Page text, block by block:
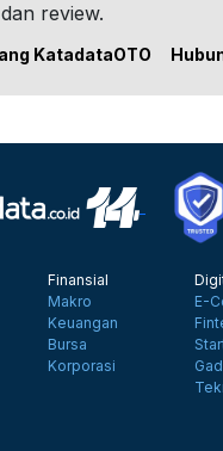
review.
KatadataOTO
Finansial
Makro
Keuangan
Bursa
Korporasi
E-